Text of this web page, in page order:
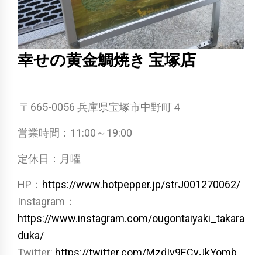
幸せの黄金鯛焼き 宝塚店
〒665-0056 兵庫県宝塚市中野町４
営業時間：11:00～19:00
定休日：月曜
HP： https://www.hotpepper.jp/strJ001270062/
Instagram：
https://www.instagram.com/ougontaiyaki_takara
duka/
Twitter: https://twitter.com/MzdIv9ECyJkYomb